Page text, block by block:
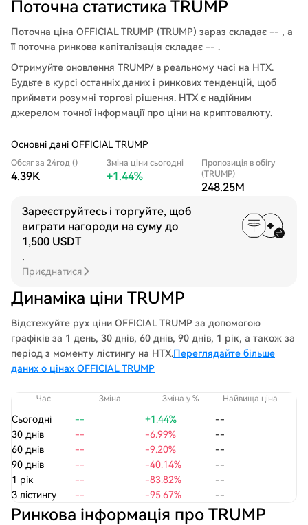
Поточна статистика TRUMP
Поточна ціна OFFICIAL TRUMP (TRUMP) зараз складає -- , а
її поточна ринкова капіталізація складає -- .
Отримуйте оновлення TRUMP/ в реальному часі на HTX.
Будьте в курсі останніх даних і ринкових тенденцій, щоб
приймати розумні торгові рішення. HTX є надійним
джерелом точної інформації про ціни на криптовалюту.
Основні дані OFFICIAL TRUMP
Обсяг за 24год ()
4.39K
Зміна ціни сьогодні
+1.44%
Пропозиція в обігу
(TRUMP)
248.25M
Зареєструйтесь і торгуйте, щоб
виграти нагороди на суму до
1,500 USDT
.
Приєднатися
Динаміка ціни TRUMP
Відстежуйте рух ціни OFFICIAL TRUMP за допомогою
графіків за 1 день, 30 днів, 60 днів, 90 днів, 1 рік, а також за
період з моменту лістингу на HTX.Переглядайте більше
даних о цінах OFFICIAL TRUMP
Час Зміна Зміна у % Найвища ціна
Сьогодні -- +1.44%
--
30 днів
-- -6.99%
--
60 днів
-- -9.20%
--
90 днів
-- -40.14%
--
1 рік
-- -83.82%
--
З лістингу
-- -95.67% --
Ринкова інформація про TRUMP